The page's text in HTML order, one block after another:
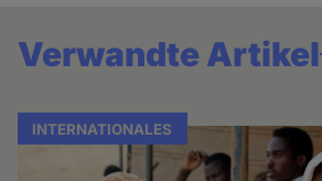
Verwandte Artikel
INTERNATIONALES